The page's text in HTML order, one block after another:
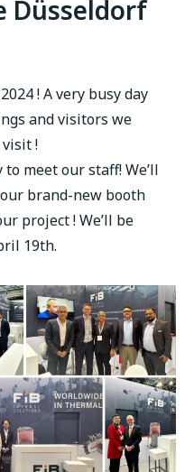
Düsseldorf
! A very busy day
and visitors we
!
meet our staff! We’ll
brand-new booth
project ! We’ll be
19th.